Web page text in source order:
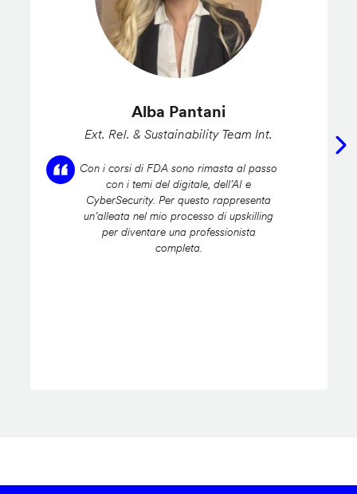
Alba Pantani
Ext. Rel. & Sustainability Team Int.
Con i corsi di FDA sono rimasta al passo
con i temi del digitale, dell’AI e
CyberSecurity. Per questo rappresenta
un’alleata nel mio processo di upskilling
per diventare una professionista
completa.